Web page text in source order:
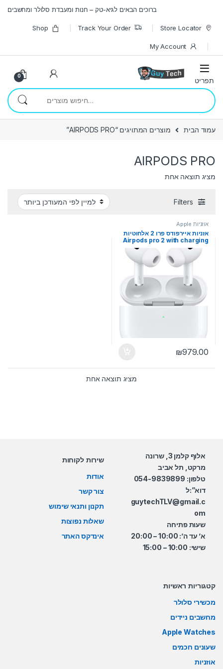
ברוכים הבאים לגיא-טק – חנות ומעבדת סלולר ומחשבים
Store Locator
Track Your Order
Shop
My Account
0
חיפוש עבור:
עמוד הבית מוצרים המתויגים “AIRPODS PRO”
AIRPODS PRO
מציג תוצאה אחת
Filters
אוזניות Apple
אזניות איירפודס פרו 2 אלחוטיות
Airpods pro 2 with charging
case Apple, USB
₪979.00
מציג תוצאה אחת
אלוף קלמן 3, שרונה
מרקט, תל אביב
טלפון: 054-9839899
דוא”:ל
guytechTLV@gmail.c
om
שעות פתיחה
א’ עד ה’: 10:00 – 20:00
שישי: 10:00 – 15:00
שירות לקוחות
אודות
צור קשר
תקנון ותנאי שימוש
שאלות נפוצות
אינדקס האתר
קטגוריות ראשיות
מכשירי סלולר
מחשבים ניידים
Apple Watches
שעונים חכמים
אוזניות